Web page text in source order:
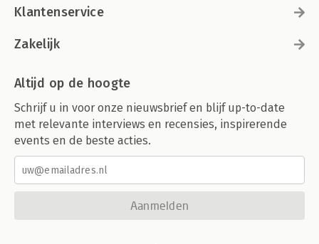
Klantenservice
Zakelijk
Altijd op de hoogte
Schrijf u in voor onze nieuwsbrief en blijf up-to-date
met relevante interviews en recensies, inspirerende
events en de beste acties.
Aanmelden